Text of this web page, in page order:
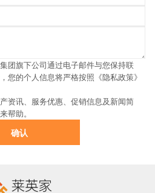
团旗下公司通过电子邮件与您保持联
您的个人信息将严格按照《隐私政策》
资讯、服务优惠、促销信息及新闻简
帮助。
确认